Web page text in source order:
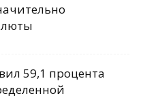
59,1 процента